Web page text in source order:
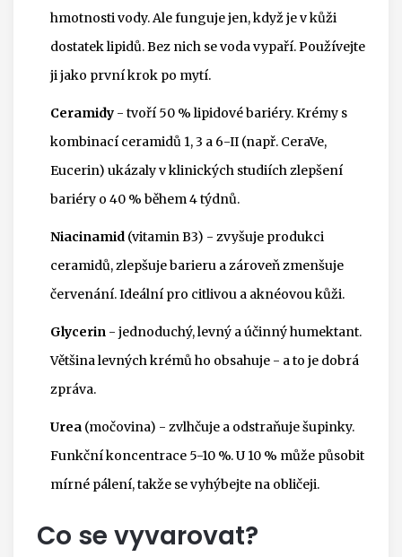
hmotnosti vody. Ale funguje jen, když je v kůži
dostatek lipidů. Bez nich se voda vypaří. Používejte
ji jako první krok po mytí.
Ceramidy - tvoří 50 % lipidové bariéry. Krémy s
kombinací ceramidů 1, 3 a 6-II (např. CeraVe,
Eucerin) ukázaly v klinických studiích zlepšení
bariéry o 40 % během 4 týdnů.
Niacinamid (vitamin B3) - zvyšuje produkci
ceramidů, zlepšuje barieru a zároveň zmenšuje
červenání. Ideální pro citlivou a aknéovou kůži.
Glycerin - jednoduchý, levný a účinný humektant.
Většina levných krémů ho obsahuje - a to je dobrá
zpráva.
Urea (močovina) - zvlhčuje a odstraňuje šupinky.
Funkční koncentrace 5-10 %. U 10 % může působit
mírné pálení, takže se vyhýbejte na obličeji.
Co se vyvarovat?